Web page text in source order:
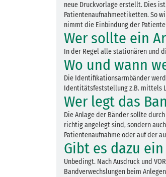
neue Druckvorlage erstellt. Dies
Patientenaufnahmeetiketten. So
nimmt die Einbindung der
Wer sollte ein
In der Regel alle stationären und
Wo und wann
Die Identifikationsarmbänder
Identitätsfeststellung z.B. mittels
Wer legt das
Die Anlage der Bänder sollte
richtig angelegt sind, sondern
Patientenaufnahme oder auf der
Gibt es dazu
Unbedingt. Nach Ausdruck und
Bandverwechslungen beim